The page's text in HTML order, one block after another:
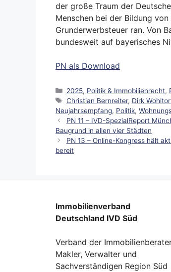
der große Traum der
Menschen bei der Bildung
Grunderwerbsteuer ran. Von
bundesweit auf bayerisches
PN als Download
Kategorien
2025, Politik & Immobilienrecht,
Schlagwörter
Christian Bernreiter, Dirk
Neujahrsempfang, Politik,
PN 11 – IVD-SpezialReport
Baugrund in allen vier Städten
PN 13 – Online-Kongress hält
bereit
Immobilienverband
Deutschland IVD Süd
Verband der
Makler, Verwalter und
Sachverständigen Region Süd